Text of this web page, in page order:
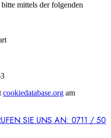
mittels der folgenden
cookiedatabase.org am
SIE UNS AN: 0711 / 50